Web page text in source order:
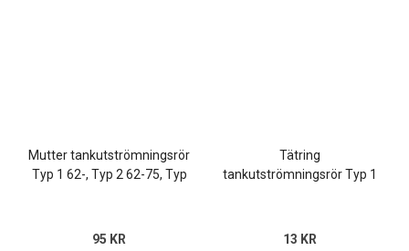
Mutter tankutströmningsrör
Typ 1 62-, Typ 2 62-75, Typ
95 KR
Tätring
tankutströmningsrör Typ 1
13 KR